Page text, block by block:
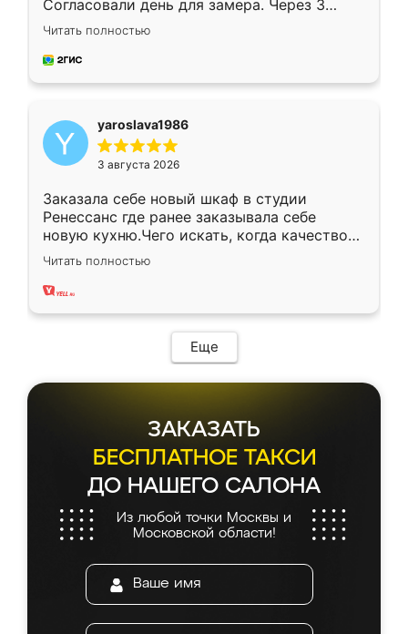
Согласовали день для замера. Через 3
недели кухня была уже готова. Остались
довольны работой. Спасибо Ренессанс
мебель за качественную работу!
Читать полностью
yaroslava1986
3 августа 2026
Заказала себе новый шкаф в студии
Ренессанс где ранее заказывала себе
новую кухню.Чего искать, когда качеством
вполне довольна. Служит кухня уже почти
два года, нареканий нет.
Читать полностью
Еще
ЗАКАЗАТЬ
БЕСПЛАТНОЕ ТАКСИ
ДО НАШЕГО САЛОНА
Из любой точки Москвы и
Московской области!